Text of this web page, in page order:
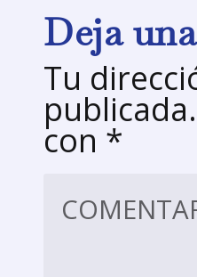
Deja
Tu
publicada.
con *